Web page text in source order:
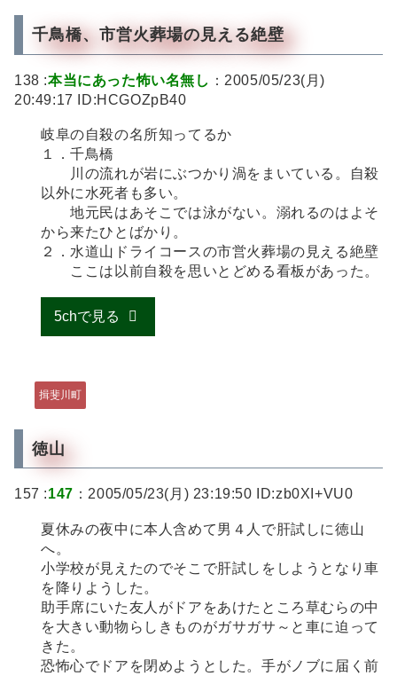
千鳥橋、市営火葬場の見える絶壁
138 :本当にあった怖い名無し ：2005/05/23(月)
20:49:17 ID:HCGOZpB40
岐阜の自殺の名所知ってるか
１．千鳥橋
川の流れが岩にぶつかり渦をまいている。自殺
以外に水死者も多い。
地元民はあそこでは泳がない。溺れるのはよそ
から来たひとばかり。
２．水道山ドライコースの市営火葬場の見える絶壁
ここは以前自殺を思いとどめる看板があった。
5chで見る
揖斐川町
徳山
157 :147 ：2005/05/23(月) 23:19:50 ID:zb0XI+VU0
夏休みの夜中に本人含めて男４人で肝試しに徳山
へ。
小学校が見えたのでそこで肝試しをしようとなり車
を降りようした。
助手席にいた友人がドアをあけたところ草むらの中
を大きい動物らしきものがガサガサ～と車に迫って
きた。
恐怖心でドアを閉めようとした。手がノブに届く前